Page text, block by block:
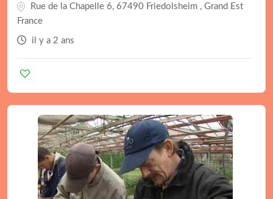
Rue de la Chapelle 6, 67490 Friedolsheim , Grand Est
France
il y a 2 ans